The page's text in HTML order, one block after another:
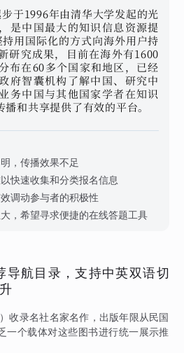
于1996年由清华大学发起的光
是中国最大的知识信息资源提
用国际化的方式向海外用户持
研究成果，目前在海外有1600
布在60多个国家和地区，已经
府智囊机构了解中国、研究中
务中国与其他国家学者在知识
和共享提供了有效的平台。
，传播效果不足
快速收集和分类报名信息
调动参与者的积极性
，希望寻求便捷的在线答题工具
导航目录，支持中英双语切
收录名社名家名作，出版年限从民国
一个载体对这些图书进行统一展示推